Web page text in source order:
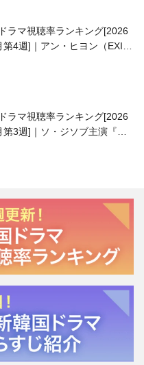
ラマ視聴率ランキング[2026
第4週]｜アン・ヒヨン（EXID
ラマ視聴率ランキング[2026
第3週]｜ソ・ジソブ主演『エ